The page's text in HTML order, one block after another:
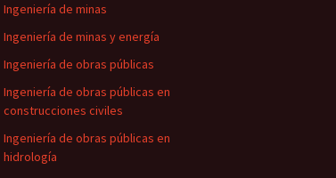
Ingeniería de minas
Ingeniería de minas y energía
Ingeniería de obras públicas
Ingeniería de obras públicas en
construcciones civiles
Ingeniería de obras públicas en
hidrología